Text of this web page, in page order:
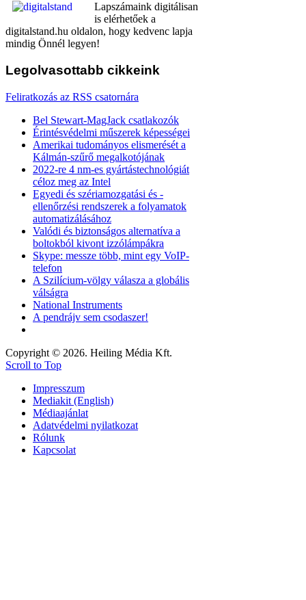
Lapszámaink digitálisan
is elérhetőek a
digitalstand.hu oldalon, hogy kedvenc lapja
mindig Önnél legyen!
Legolvasottabb cikkeink
Feliratkozás az RSS csatornára
Bel Stewart-MagJack csatlakozók
Érintésvédelmi műszerek képességei
Amerikai tudományos elismerését a
Kálmán-szűrő megalkotójának
2022-re 4 nm-es gyártástechnológiát
céloz meg az Intel
Egyedi és szériamozgatási és -
ellenőrzési rendszerek a folyamatok
automatizálásához
Valódi és biztonságos alternatíva a
boltokból kivont izzólámpákra
Skype: messze több, mint egy VoIP-
telefon
A Szilícium-völgy válasza a globális
válságra
National Instruments
A pendrájv sem csodaszer!
Copyright © 2026. Heiling Média Kft.
Scroll to Top
Impresszum
Mediakit (English)
Médiaajánlat
Adatvédelmi nyilatkozat
Rólunk
Kapcsolat